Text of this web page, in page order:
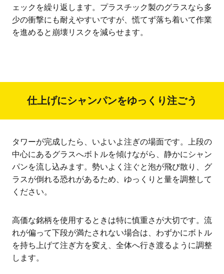
ェックを繰り返します。プラスチック製のグラスなら多
少の衝撃にも耐えやすいですが、慌てず落ち着いて作業
を進めると崩壊リスクを減らせます。
仕上げにシャンパンをゆっくり注ごう
タワーが完成したら、いよいよ注ぎの場面です。上段の
中心にあるグラスへボトルを傾けながら、静かにシャン
パンを流し込みます。勢いよく注ぐと泡が飛び散り、グ
ラスが倒れる恐れがあるため、ゆっくりと量を調整して
ください。
高価な銘柄を使用するときは特に慎重さが大切です。流
れが偏って下段が満たされない場合は、わずかにボトル
を持ち上げて注ぎ方を変え、全体へ行き渡るように調整
します。